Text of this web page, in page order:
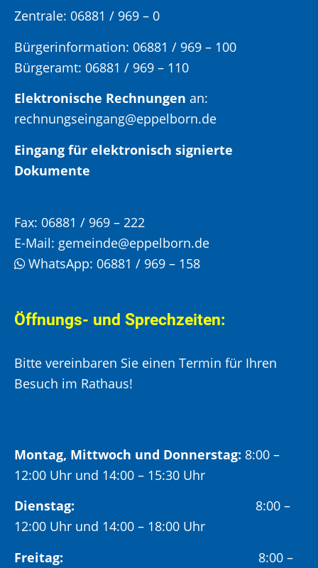
Zentrale: 06881 / 969 – 0
Bürgerinformation: 06881 / 969 – 100
Bürgeramt: 06881 / 969 – 110
Elektronische Rechnungen an:
rechnungseingang@eppelborn.de
Eingang für elektronisch signierte
Dokumente
Fax: 06881 / 969 – 222
E-Mail: gemeinde@eppelborn.de
WhatsApp: 06881 / 969 – 158
Öffnungs- und Sprechzeiten:
Bitte vereinbaren Sie einen Termin für Ihren
Besuch im Rathaus!
Montag, Mittwoch und Donnerstag: 8:00 –
12:00 Uhr und 14:00 – 15:30 Uhr
Dienstag: 8:00 –
12:00 Uhr und 14:00 – 18:00 Uhr
Freitag:
8:00 –